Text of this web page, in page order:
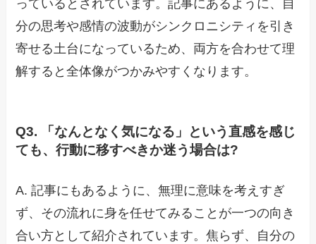
っているとされています。記事にあるように、自
分の思考や感情の波動がシンクロニシティを引き
寄せる土台になっているため、両方を合わせて理
解すると全体像がつかみやすくなります。
Q3. 「なんとなく気になる」という直感を感じ
ても、行動に移すべきか迷う場合は?
A. 記事にもあるように、無理に意味を考えすぎ
ず、その流れに身を任せてみることが一つの向き
合い方として紹介されています。焦らず、自分の